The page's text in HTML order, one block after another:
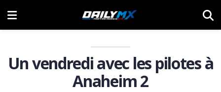
Un vendredi avec les pilotes à
Anaheim 2